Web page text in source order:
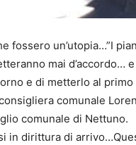
fossero un’utopia…”I
mai d’accordo…
e di metterlo al
comunale
comunale di Nettuno.
in dirittura di